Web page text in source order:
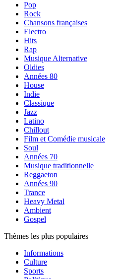
Pop
Rock
Chansons françaises
Electro
Hits
Rap
Musique Alternative
Oldies
Années 80
House
Indie
Classique
Jazz
Latino
Chillout
Film et Comédie musicale
Soul
Années 70
Musique traditionnelle
Reggaeton
Années 90
Trance
Heavy Metal
Ambient
Gospel
Thèmes les plus populaires
Informations
Culture
Sports